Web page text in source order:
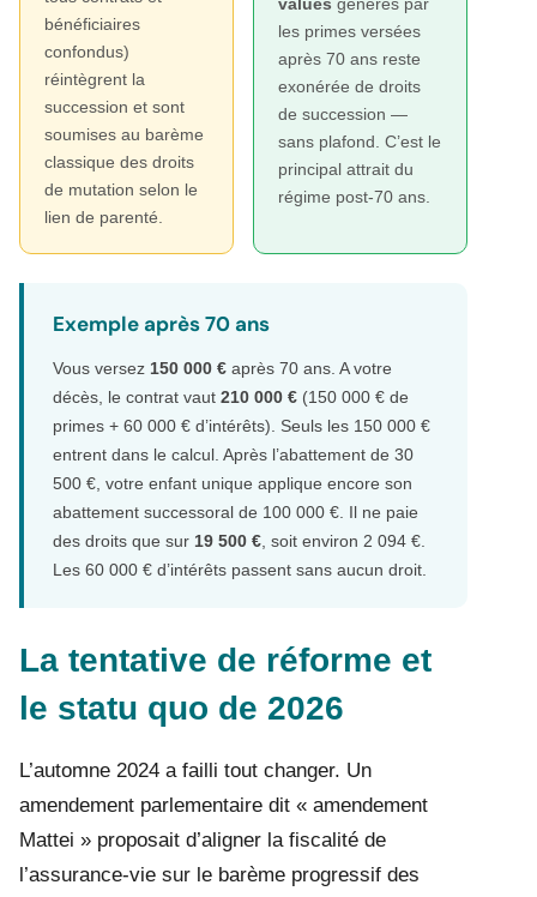
bénéficiaires
confondus)
réintègrent la
succession et sont
soumises au barème
classique des droits
de mutation selon le
lien de parenté.
values génères par
les primes versées
après 70 ans reste
exonérée de droits
de succession —
sans plafond. C’est le
principal attrait du
régime post-70 ans.
Exemple après 70 ans
Vous versez 150 000 € après 70 ans. A votre
décès, le contrat vaut 210 000 € (150 000 € de
primes + 60 000 € d’intérêts). Seuls les 150 000 €
entrent dans le calcul. Après l’abattement de 30
500 €, votre enfant unique applique encore son
abattement successoral de 100 000 €. Il ne paie
des droits que sur 19 500 €, soit environ 2 094 €.
Les 60 000 € d’intérêts passent sans aucun droit.
La tentative de réforme et
le statu quo de 2026
L’automne 2024 a failli tout changer. Un
amendement parlementaire dit « amendement
Mattei » proposait d’aligner la fiscalité de
l’assurance-vie sur le barème progressif des